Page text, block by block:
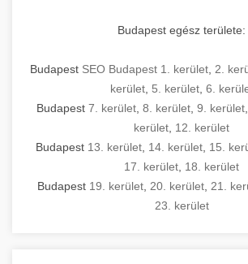
Budapest egész területe:
Budapest SEO Budapest 1. kerület 2.
kerület, 5. kerület, 6.
Budapest 7. kerület, 8. kerület, 9. kerület,
kerület 12. kerület
Budapest 13. kerület 14. kerület 15.
17. kerület 18. kerület
Budapest 19. kerület 20. kerület 21.
23. kerület